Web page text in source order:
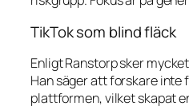
TikTok som blind fläck
Enligt Ranstorp sker
Han säger att forskare inte
plattformen, vilket skapat